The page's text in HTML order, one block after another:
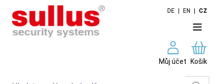
Skip to Content
DE EN CZ
Můj účet Košík
Search